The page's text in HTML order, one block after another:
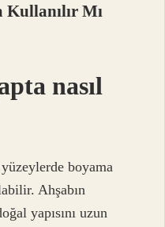
Kullanılır Mı
nasıl
boyama
Ahşabın
yapısını uzun